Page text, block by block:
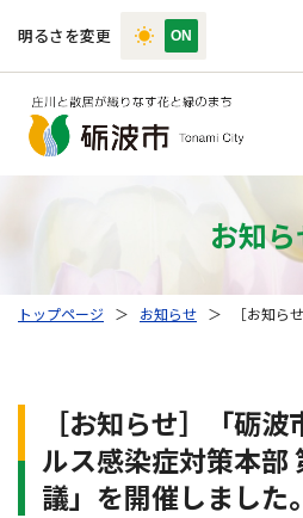
明るさを変更
お知
トップページ ＞ お知らせ ＞ ［お知ら
［お知らせ］「砺
ルス感染症対策本部
議」を開催しました。